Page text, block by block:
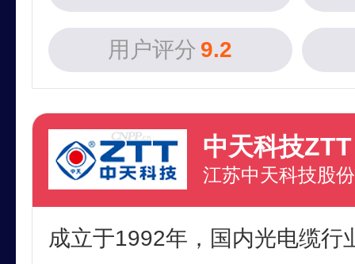
用户评分 9.2
中天科技ZTT
江苏中天科技股
成立于1992年，国内光电缆行